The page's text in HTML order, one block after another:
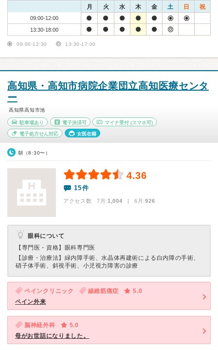
月 火 水 木 金 土 日 祝
09:00-12:00
13:30-18:00
09:00-12:30 13:30-17:00
高知県・高知市病院企業団立高知医療センタ
ー
高知県高知市池
駐車場あり 電子決済可 マイナ受付 (スマホ可)
電子処方せん対応 女医在籍
朝（8:30〜）
4.36
15件
アクセス数 7月:1,004 | 6月:926
眼科について
【専門医・資格】 眼科専門医
【診療・治療法】 緑内障手術、水晶体再建術による白内障の手術、
硝子体手術、斜視手術、小児視力障害の診療
ペインクリニック 線維筋痛症
5.0
ペイン外来
脳神経外科
5.0
母がお世話になりました。